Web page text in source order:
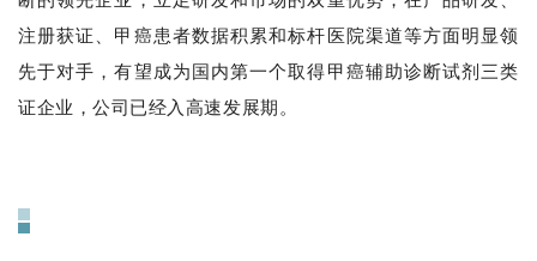
注册获证、甲癌患者数据积累和标杆医院渠道等方面明显领
先于对手，有望成为国内第一个取得甲癌辅助诊断试剂三类
证企业，公司已经入高速发展期。